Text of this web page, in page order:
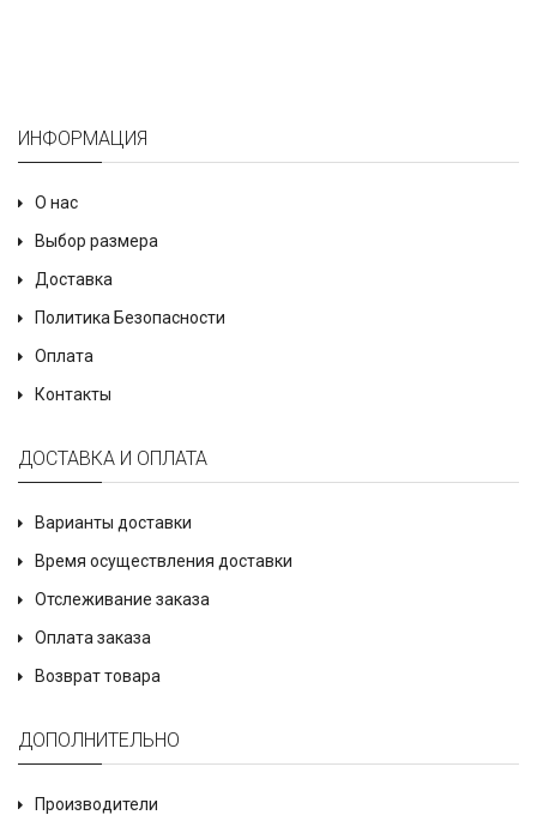
ИНФОРМАЦИЯ
О нас
Выбор размера
Доставка
Политика Безопасности
Оплата
Контакты
ДОСТАВКА И ОПЛАТА
Варианты доставки
Время осуществления доставки
Отслеживание заказа
Оплата заказа
Возврат товара
ДОПОЛНИТЕЛЬНО
Производители